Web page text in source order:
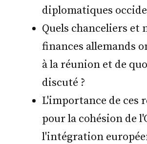
diplomatiques
Quels chanceliers et
finances allemands
à la réunion et de
discuté ?
L'importance de ces
pour la cohésion de
l'intégration